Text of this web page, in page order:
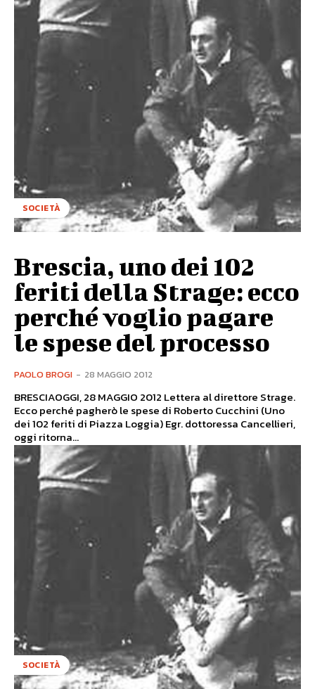
SOCIETÀ
Brescia, uno dei 102
feriti della Strage: ecco
perché voglio pagare
le spese del processo
PAOLO BROGI - 28 MAGGIO 2012
BRESCIAOGGI, 28 MAGGIO 2012 Lettera al direttore Strage.
Ecco perché pagherò le spese di Roberto Cucchini (Uno
dei 102 feriti di Piazza Loggia) Egr. dottoressa Cancellieri,
oggi ritorna...
SOCIETÀ